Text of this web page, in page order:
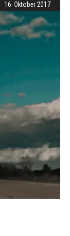
16. Oktober 2017